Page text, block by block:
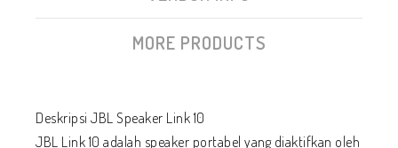
MORE PRODUCTS
Deskripsi JBL Speaker Link 10
JBL Link 10 adalah speaker portabel yang diaktifkan oleh